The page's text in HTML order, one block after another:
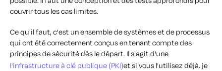
couvrir tous les cas limites.
Ce qu'il faut, c'est un ensemble de systèmes et de processus
qui ont été correctement conçus en tenant compte des
principes de sécurité dès le départ. Il s'agit d'une
l'infrastructure à clé publique (PKI)et si vous l'utilisez déjà, je